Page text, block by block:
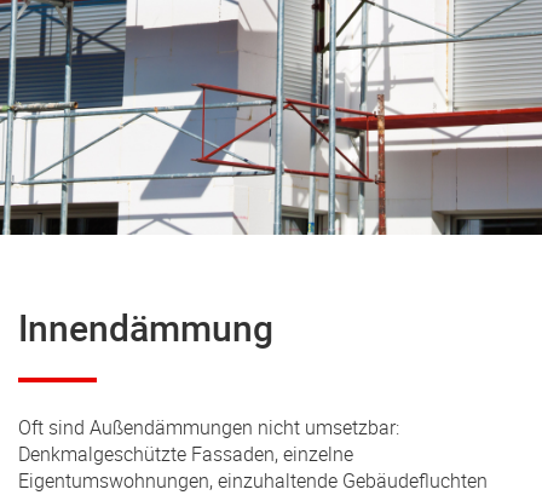
Innendämmung
Oft sind Außendämmungen nicht umsetzbar:
Denkmalgeschützte Fassaden, einzelne
Eigentumswohnungen, einzuhaltende Gebäudefluchten